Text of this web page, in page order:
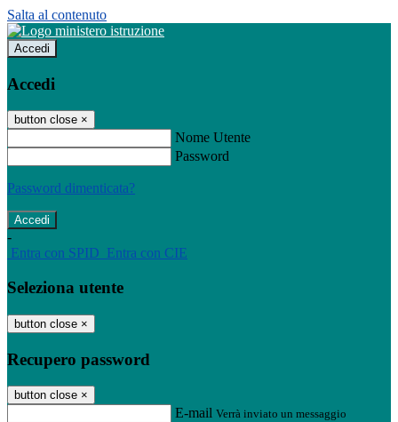
Salta al contenuto
Accedi
Accedi
button close ×
Nome Utente
Password
Password dimenticata?
-
Entra con SPID Entra con CIE
Seleziona utente
button close ×
Recupero password
button close ×
E-mail Verrà inviato un messaggio